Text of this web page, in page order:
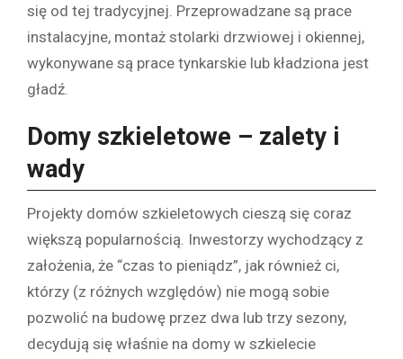
się od tej tradycyjnej. Przeprowadzane są prace
instalacyjne, montaż stolarki drzwiowej i okiennej,
wykonywane są prace tynkarskie lub kładziona jest
gładź.
Domy szkieletowe – zalety i
wady
Projekty domów szkieletowych cieszą się coraz
większą popularnością. Inwestorzy wychodzący z
założenia, że “czas to pieniądz”, jak również ci,
którzy (z różnych względów) nie mogą sobie
pozwolić na budowę przez dwa lub trzy sezony,
decydują się właśnie na domy w szkielecie